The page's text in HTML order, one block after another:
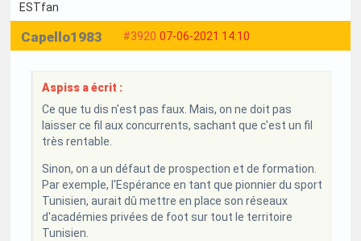
ESTfan
#3920 07-06-2021 14:10
Capello1983
Aspiss a écrit :
Ce que tu dis n'est pas faux. Mais, on ne doit pas
laisser ce fil aux concurrents, sachant que c'est un fil
très rentable.
Sinon, on a un défaut de prospection et de formation.
Par exemple, l'Espérance en tant que pionnier du sport
Tunisien, aurait dû mettre en place son réseaux
d'académies privées de foot sur tout le territoire
Tunisien.